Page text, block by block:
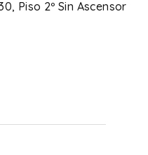
Piso 2º Sin Ascensor